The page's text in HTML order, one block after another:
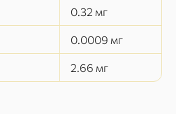
0.32 мг
0.0009 мг
2.66 мг